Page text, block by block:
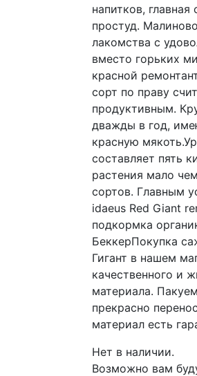
напитков,
простуд.
лакомства с
вместо горьких
красной
сорт по праву
продуктивным.
дважды в год,
красную
составляет пять
растения мало
сортов. Главным
idaeus Red Giant
подкормка
БеккерПокупка
Гигант в нашем
качественного и
материала.
прекрасно
материал есть
Нет в наличии.
Возможно вам